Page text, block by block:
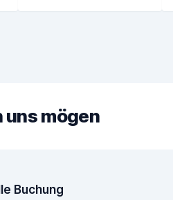
uns mögen
Buchung